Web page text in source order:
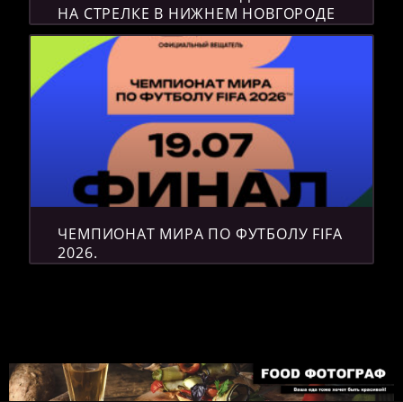
НА СТРЕЛКЕ В НИЖНЕМ НОВГОРОДЕ
ЧЕМПИОНАТ МИРА ПО ФУТБОЛУ FIFA
2026.